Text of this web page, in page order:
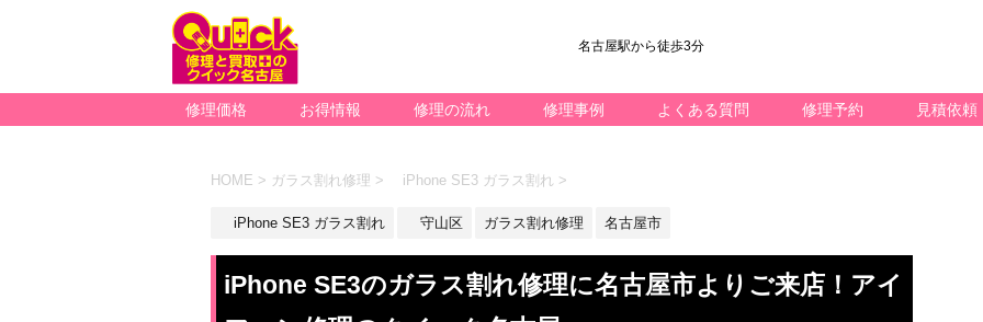
名古屋駅から徒歩3分
修理価格 お得情報 修理の流れ 修理事例 よくある質問 修理予約 見積依頼
HOME > ガラス割れ修理 > iPhone SE3 ガラス割れ >
iPhone SE3 ガラス割れ 守山区 ガラス割れ修理 名古屋市
iPhone SE3のガラス割れ修理に名古屋市よりご来店！アイ